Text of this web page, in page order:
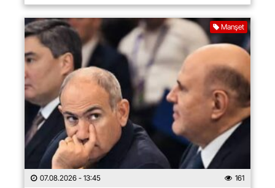
Manşet
07.08.2026 - 13:45 161